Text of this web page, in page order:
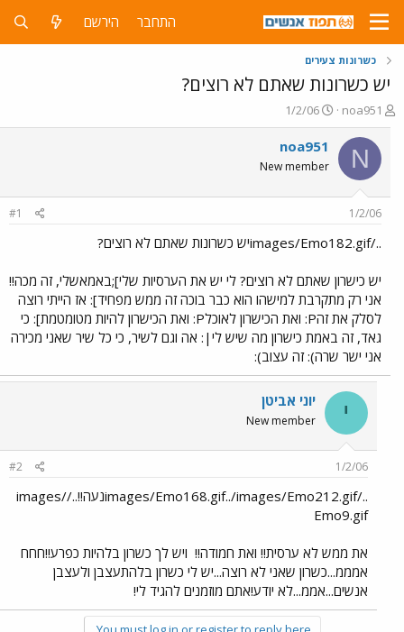
התחבר הירשם
כשרונות צעירים
יש כשרונות שאתם לא רוצים?
פ
ו
ת
ח
ה
ו
ש
noa951
פ
ו
ר
ם
ר
1/2/06
N
noa951
New member
1/2/06
#1
../images/Emo182.gifיש כשרונות שאתם לא רוצים?
יש כישרון שאתם לא רוצים? לי יש את הערסיות שלי];באמאשלי, זה מכה!!
אני רק מתקרבת למישהו הוא כבר בוכה זה ממש מפחיד]: אז הייתי רוצה
לסלק את זהP: ואת הכישרון לאוכלP: ואת הכישרון להיות מטומטמת]: כי
גאד, זה באמת כישרון מה שיש לי|: אה וגם לשיר, כי כל שיר שאני מכירה
אני ישר שרה): זה עצוב):
י יוני אביטן
New member
1/2/06
#2
../images/Emo168.gif../images/Emo212.gifנעה!!../images/
Emo9.gif
את ממש לא ערסית!! ואת חמודה!! ויש לך כשרון בלהיות כפרע!!חחח
אמממ...כשרון שאני לא רוצה...יש לי כשרון בלהתעצבן ולעצבן
אנשים...אממ...לא יודע!אתם מוזמנים להגיד לי!